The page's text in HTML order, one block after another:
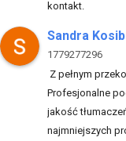
kontakt.
Sandra
1779277296
Z pełnym
Profesjonalne
jakość
najmniejszych